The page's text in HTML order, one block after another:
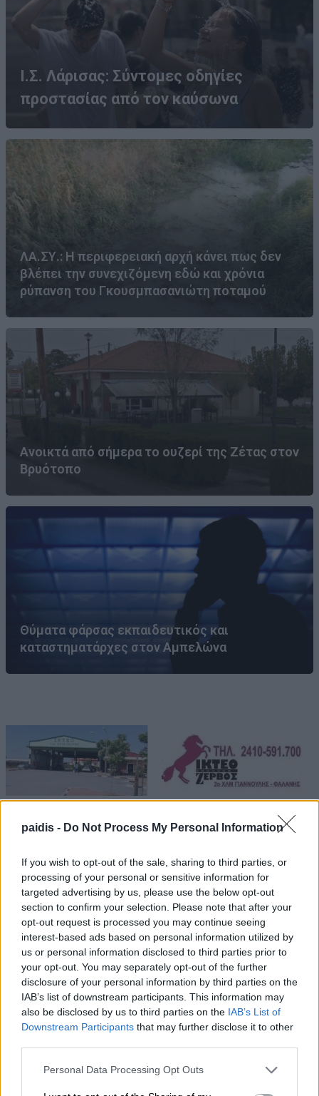
paidis - Do Not Process My Personal Information
If you wish to opt-out of the sale, sharing to third parties, or
processing of your personal or sensitive information for
targeted advertising by us, please use the below opt-out
section to confirm your selection. Please note that after your
opt-out request is processed you may continue seeing
interest-based ads based on personal information utilized by
us or personal information disclosed to third parties prior to
your opt-out. You may separately opt-out of the further
disclosure of your personal information by third parties on the
IAB’s list of downstream participants. This information may
also be disclosed by us to third parties on the IAB’s List of
Downstream Participants that may further disclose it to other
Personal Data Processing Opt Outs
Ι.Σ. Λάρισας: Σύντομες οδηγίες
προστασίας από τον καύσωνα
ΛΑ.ΣΥ.: Η περιφερειακή αρχή κάνει πως δεν
βλέπει την συνεχιζόμενη εδώ και χρόνια
ρύπανση του Γκουσμπασανιώτη ποταμού
Ανοικτά από σήμερα το ουζερί της Ζέτας στον
Βρυότοπο
Θύματα φάρσας εκπαιδευτικός και
καταστηματάρχες στον Αμπελώνα